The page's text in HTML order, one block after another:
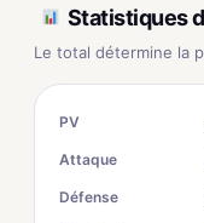
Statistiques
Le total détermine la
PV
Attaque
Défense